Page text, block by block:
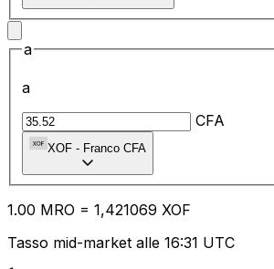
a
a
CFA
XOF - Franco CFA
1.00 MRO = 1,421069 XOF
Tasso mid-market alle 16:31 UTC